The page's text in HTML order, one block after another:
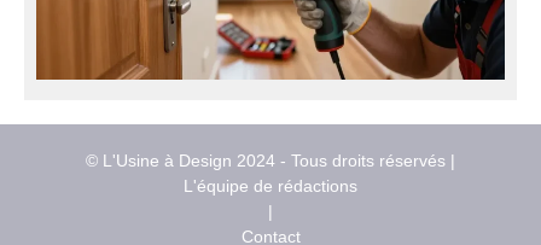
© L'Usine à Design 2024 - Tous droits réservés |
L'équipe de rédactions
|
Contact